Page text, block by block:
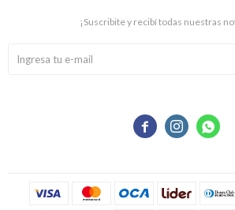
  
¡Suscribite y recibí todas nuestras